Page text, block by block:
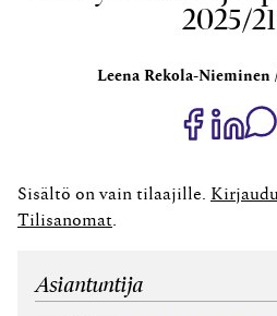
2025/
Leena Rekola-Nieminen
Jaa Jaa
Sisältö on vain tilaajille.
Tilisanomat
Asiantuntija